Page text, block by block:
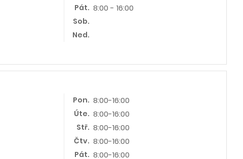
Pát. 8:00 - 16:00
Sob.
Ned.
Pon. 8:00-16:00
Úte. 8:00-16:00
Stř. 8:00-16:00
Čtv. 8:00-16:00
Pát. 8:00-16:00